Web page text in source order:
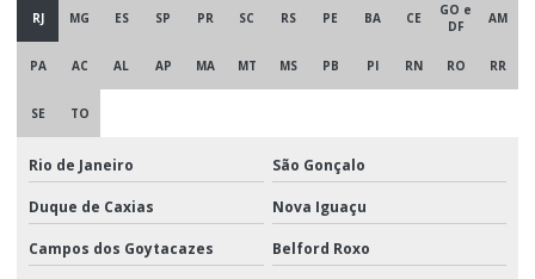
RJ MG ES SP PR SC RS PE BA CE
GO e
DF
AM
PA AC AL AP MA MT MS PB PI RN RO RR
SE TO
Rio de Janeiro São Gonçalo
Duque de Caxias Nova Iguaçu
Campos dos Goytacazes Belford Roxo